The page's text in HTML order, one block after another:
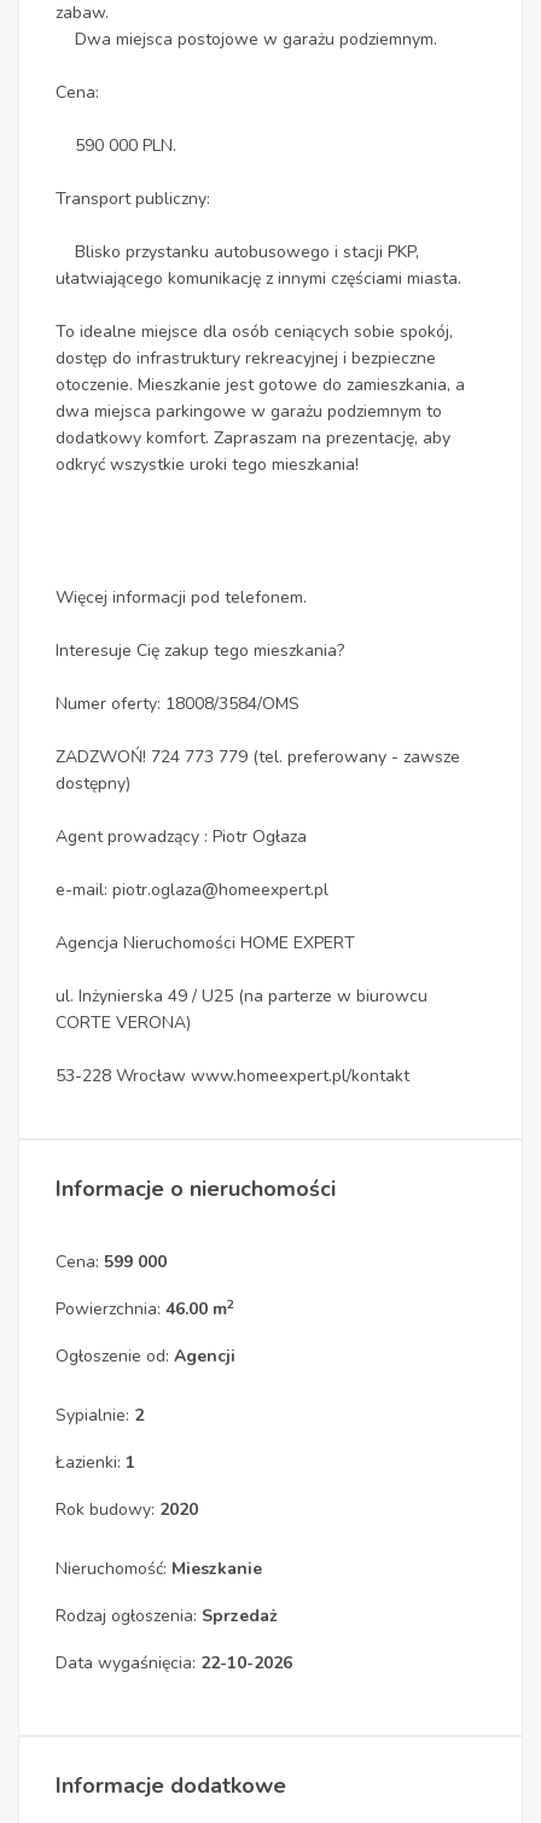
zabaw.
Dwa miejsca postojowe w garażu podziemnym.
Cena:
590 000 PLN.
Transport publiczny:
Blisko przystanku autobusowego i stacji PKP,
ułatwiającego komunikację z innymi częściami miasta.
To idealne miejsce dla osób ceniących sobie spokój,
dostęp do infrastruktury rekreacyjnej i bezpieczne
otoczenie. Mieszkanie jest gotowe do zamieszkania, a
dwa miejsca parkingowe w garażu podziemnym to
dodatkowy komfort. Zapraszam na prezentację, aby
odkryć wszystkie uroki tego mieszkania!
Więcej informacji pod telefonem.
Interesuje Cię zakup tego mieszkania?
Numer oferty: 18008/3584/OMS
ZADZWOŃ! 724 773 779 (tel. preferowany - zawsze
dostępny)
Agent prowadzący : Piotr Ogłaza
e-mail: piotr.oglaza@homeexpert.pl
Agencja Nieruchomości HOME EXPERT
ul. Inżynierska 49 / U25 (na parterze w biurowcu
CORTE VERONA)
53-228 Wrocław www.homeexpert.pl/kontakt
Informacje o nieruchomości
Cena: 599 000
Powierzchnia: 46.00 m2
Ogłoszenie od: Agencji
Sypialnie: 2
Łazienki: 1
Rok budowy: 2020
Nieruchomość: Mieszkanie
Rodzaj ogłoszenia: Sprzedaż
Data wygaśnięcia: 22-10-2026
Informacje dodatkowe